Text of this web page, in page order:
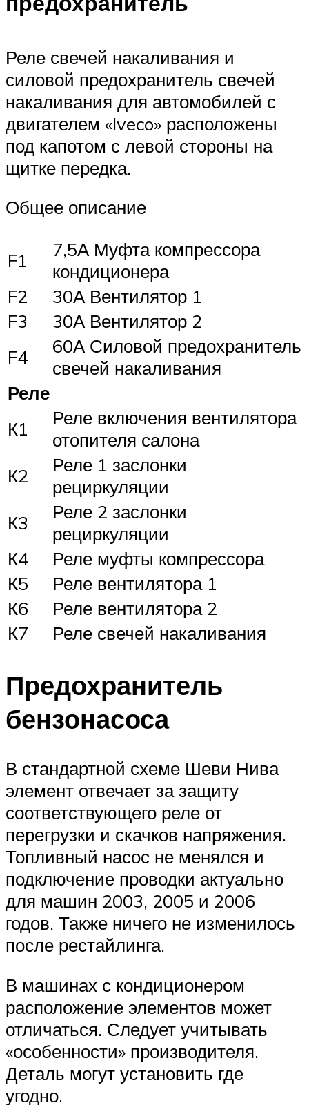
Реле свечей накаливания и
силовой предохранитель свечей
накаливания для автомобилей с
двигателем «Iveco» расположены
под капотом с левой стороны на
щитке передка.
Общее описание
F1
7,5А Муфта компрессора
кондиционера
F2
30А Вентилятор 1
F3
30А Вентилятор 2
F4
60А Силовой предохранитель
свечей накаливания
Реле
К1
Реле включения вентилятора
отопителя салона
К2
Реле 1 заслонки
рециркуляции
К3
Реле 2 заслонки
рециркуляции
К4
Реле муфты компрессора
К5
Реле вентилятора 1
К6
Реле вентилятора 2
К7
Реле свечей накаливания
Предохранитель
бензонасоса
В стандартной схеме Шеви Нива
элемент отвечает за защиту
соответствующего реле от
перегрузки и скачков напряжения.
Топливный насос не менялся и
подключение проводки актуально
для машин 2003, 2005 и 2006
годов. Также ничего не изменилось
после рестайлинга.
В машинах с кондиционером
расположение элементов может
отличаться. Следует учитывать
«особенности» производителя.
Деталь могут установить где
угодно.